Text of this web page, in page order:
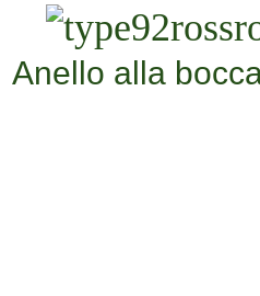
Anello alla